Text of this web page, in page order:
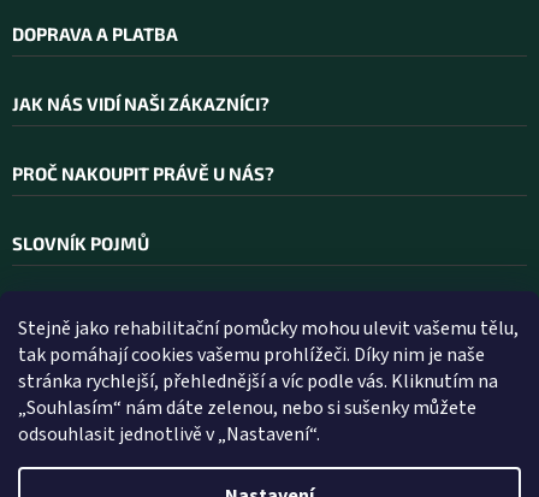
Stejně jako rehabilitační pomůcky mohou ulevit vašemu tělu,
tak pomáhají cookies vašemu prohlížeči. Díky nim je naše
stránka rychlejší, přehlednější a víc podle vás. Kliknutím na
„Souhlasím“ nám dáte zelenou, nebo si sušenky můžete
odsouhlasit jednotlivě v „Nastavení“.
DOPRAVA A PLATBA
JAK NÁS VIDÍ NAŠI ZÁKAZNÍCI?
PROČ NAKOUPIT PRÁVĚ U NÁS?
SLOVNÍK POJMŮ
Kontakt
INFO@WELLEA.CZ
800 200 900
602 112 602